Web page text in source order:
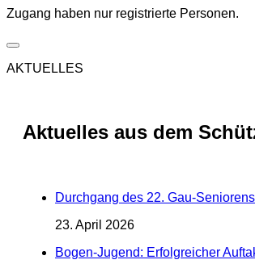
Zugang haben nur registrierte Personen.
AKTUELLES
Aktuelles aus dem
Durchgang des 22. Gau-
23. April 2026
Bogen-Jugend: Erfolgreicher